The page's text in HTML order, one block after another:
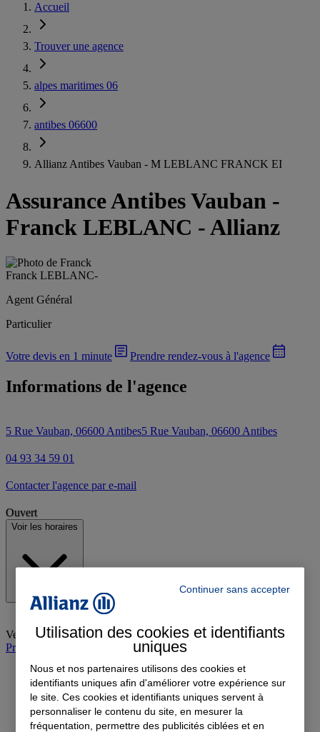
Accueil
Trouver une agence
alpes maritimes 06
antibes 06600
Allianz Antibes Vauban - M LEBLANC FRANCK EI
Assurance Antibes Vauban -
Franck LEBLANC - Allianz
Franck LEBLANC-
Agent Général
Particulier
Votre devis en 1 minute Prendre rendez-vous à l'agence
Informations de l'agence
5 Rue Vauban, 06600 Antibes5 Rue Vauban, 06600 Antibes
04 93 34 59 01
Contacter l'agence par e-mail
Ouvert
Voir les horaires
Vendredi:
08:30-12:30, 14:00-18:00
Prendre rendez-vous à l'agence
Continuer sans accepter
Utilisation des cookies et identifiants
uniques
Nous et nos partenaires utilisons des cookies et
identifiants uniques afin d'améliorer votre expérience sur
le site. Ces cookies et identifiants uniques servent à
personnaliser le contenu du site, en mesurer la
fréquentation, permettre des publicités ciblées et en